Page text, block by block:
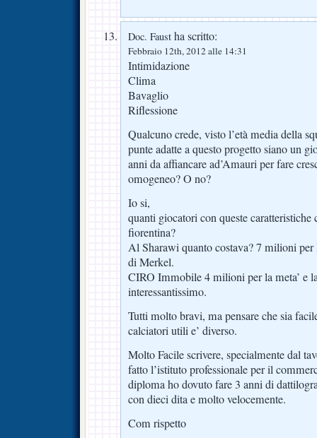
Doc. Faust ha scritto:
Febbraio 12th, 2012 alle 14:31
Intimidazione
Clima
Bavaglio
Riflessione
Qualcuno crede, visto l’età media della
punte adatte a questo progetto siano un
anni da affiancare ad’Amauri per fare
omogeneo? O no?
Io si,
quanti giocatori con queste caratteristiche
fiorentina?
Al Sharawi quanto costava? 7 milioni per
di Merkel.
CIRO Immobile 4 milioni per la meta’ e
interessantissimo.
Tutti molto bravi, ma pensare che sia
calciatori utili e’ diverso.
Molto Facile scrivere, specialmente dal
fatto l’istituto professionale per il
diploma ho dovuto fare 3 anni di
con dieci dita e molto velocemente.
Com rispetto